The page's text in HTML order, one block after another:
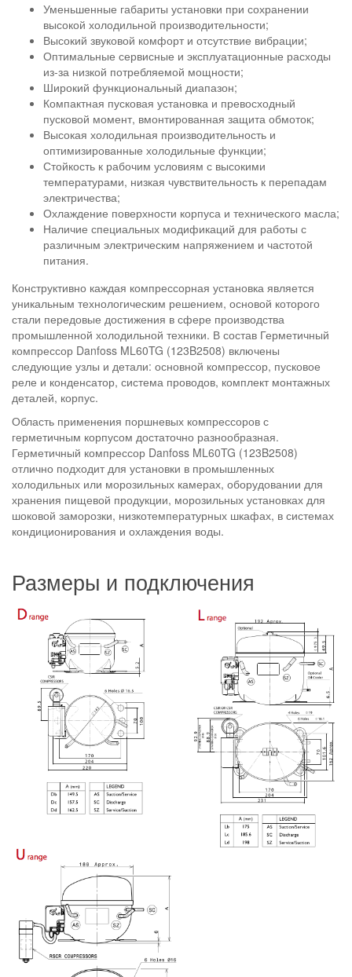
Уменьшенные габариты установки при сохранении
высокой холодильной производительности;
Высокий звуковой комфорт и отсутствие вибрации;
Оптимальные сервисные и эксплуатационные расходы
из-за низкой потребляемой мощности;
Широкий функциональный диапазон;
Компактная пусковая установка и превосходный
пусковой момент, вмонтированная защита обмоток;
Высокая холодильная производительность и
оптимизированные холодильные функции;
Стойкость к рабочим условиям с высокими
температурами, низкая чувствительность к перепадам
электричества;
Охлаждение поверхности корпуса и технического масла;
Наличие специальных модификаций для работы с
различным электрическим напряжением и частотой
питания.
Конструктивно каждая компрессорная установка является
уникальным технологическим решением, основой которого
стали передовые достижения в сфере производства
промышленной холодильной техники. В состав Герметичный
компрессор Danfoss ML60TG (123B2508) включены
следующие узлы и детали: основной компрессор, пусковое
реле и конденсатор, система проводов, комплект монтажных
деталей, корпус.
Область применения поршневых компрессоров с
герметичным корпусом достаточно разнообразная.
Герметичный компрессор Danfoss ML60TG (123B2508)
отлично подходит для установки в промышленных
холодильных или морозильных камерах, оборудовании для
хранения пищевой продукции, морозильных установках для
шоковой заморозки, низкотемпературных шкафах, в системах
кондиционирования и охлаждения воды.
Размеры и подключения